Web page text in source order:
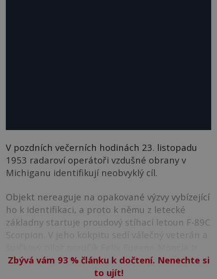
V pozdních večerních hodinách 23. listopadu
1953 radaroví operátoři vzdušné obrany v
Michiganu identifikují neobvyklý cíl.
Objekt nereaguje na opakované výzvy vybízející
ho k identifikaci, a proto k němu z letecké
základny startuje proudový stíhací letoun F-89C
Scorpion. V jeho kokpitu sedí válečný veterán a
Zbývá vám 93 %článku k dočtení. Nenechte si
to ujít!